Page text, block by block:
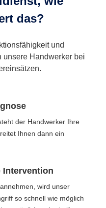
das?
und
unsere Handwerker bei
der Handwerker Ihre
Ihnen dann ein
Intervention
wird unser
so schnell wie möglich